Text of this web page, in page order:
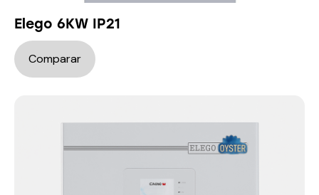
Elego 6KW IP21